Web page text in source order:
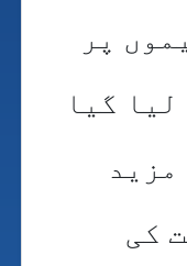
پر
گیا
مزید
کی